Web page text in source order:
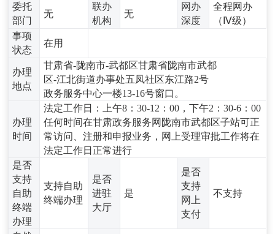
委托
部门
无
联办
机构
无
网办
深度
全程网办
（Ⅳ级）
事项
状态
在用
办理
地点
甘肃省-陇南市-武都区甘肃省陇南市武都
区-江北街道办事处五凤社区东江路2号
政务服务中心一楼13-16号窗口。
办理
时间
法定工作日：上午8：30-12：00，下午2：30-6：00
任何时间在甘肃政务服务网陇南市武都区子站可正
常访问、注册和申报业务，网上受理审批工作将在
法定工作日正常进行
是否
支持
自助
终端
办理
支持自助
终端办理
是否
进驻
大厅
是
是否
支持
网上
支付
不支持